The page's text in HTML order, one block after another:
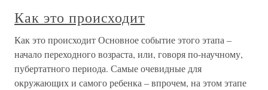
Как это происходит
Как это происходит Основное событие этого этапа –
начало переходного возраста, или, говоря по-научному,
пубертатного периода. Самые очевидные для
окружающих и самого ребенка – впрочем, на этом этапе